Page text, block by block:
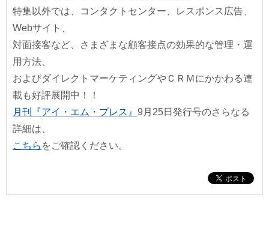
特集以外では、コンタクトセンター、レスポンス広告、
Webサイト、
対面接客など、さまざまな顧客接点の効果的な管理・運
用方法、
およびダイレクトマーケティングやＣＲＭにかかわる連
載も好評展開中！！
月刊『アイ・エム・プレス』 9月25日発行号のさらなる
詳細は、
こちら をご確認ください。